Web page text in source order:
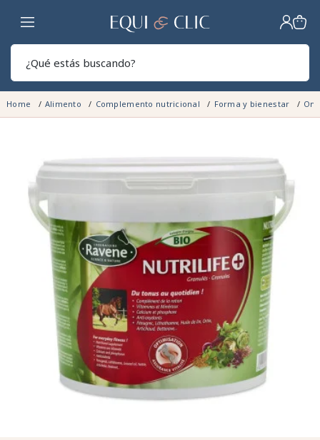
Hogar
Home Alimento Complemento nutricional Forma y bienestar